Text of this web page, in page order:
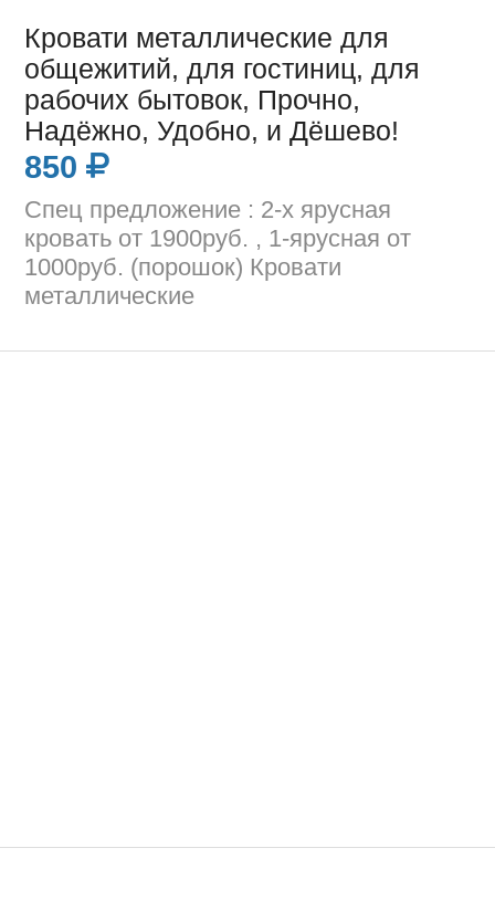
Кровати металлические для
общежитий, для гостиниц, для
рабочих бытовок, Прочно,
Надёжно, Удобно, и Дёшево!
850
Спец предложение : 2-х ярусная
кровать от 1900руб. , 1-ярусная от
1000руб. (порошок) Кровати
металлические